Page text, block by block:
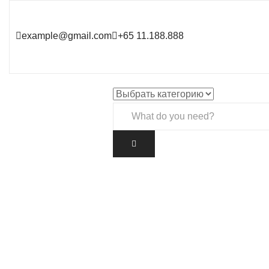
example@gmail.com +65 11.188.888